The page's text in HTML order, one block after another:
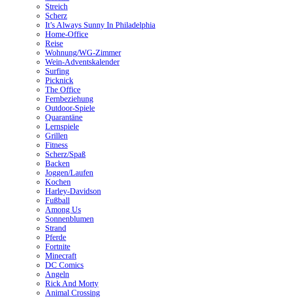
Streich
Scherz
It’s Always Sunny In Philadelphia
Home-Office
Reise
Wohnung/WG-Zimmer
Wein-Adventskalender
Surfing
Picknick
The Office
Fernbeziehung
Outdoor-Spiele
Quarantäne
Lernspiele
Grillen
Fitness
Scherz/Spaß
Backen
Joggen/Laufen
Kochen
Harley-Davidson
Fußball
Among Us
Sonnenblumen
Strand
Pferde
Fortnite
Minecraft
DC Comics
Angeln
Rick And Morty
Animal Crossing